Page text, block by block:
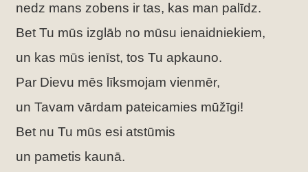
nedz mans zobens ir tas, kas man palīdz.
Bet Tu mūs izglāb no mūsu ienaidniekiem,
un kas mūs ienīst, tos Tu apkauno.
Par Dievu mēs līksmojam vienmēr,
un Tavam vārdam pateicamies mūžīgi!
Bet nu Tu mūs esi atstūmis
un pametis kaunā.